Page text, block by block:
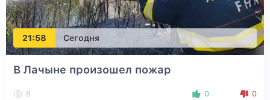
21:58 Сегодня
В Лачыне произошел пожар
8 0 0